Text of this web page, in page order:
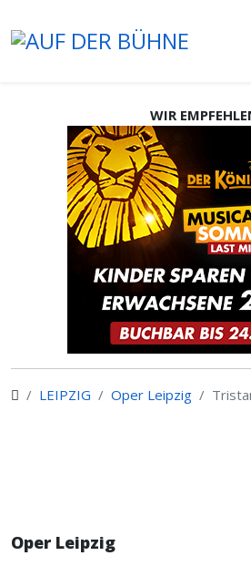
WIR
LEIPZIG Oper Leipzig
Oper Leipzig